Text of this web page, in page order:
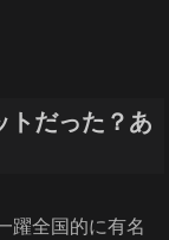
トだった？あ
躍全国的に有名